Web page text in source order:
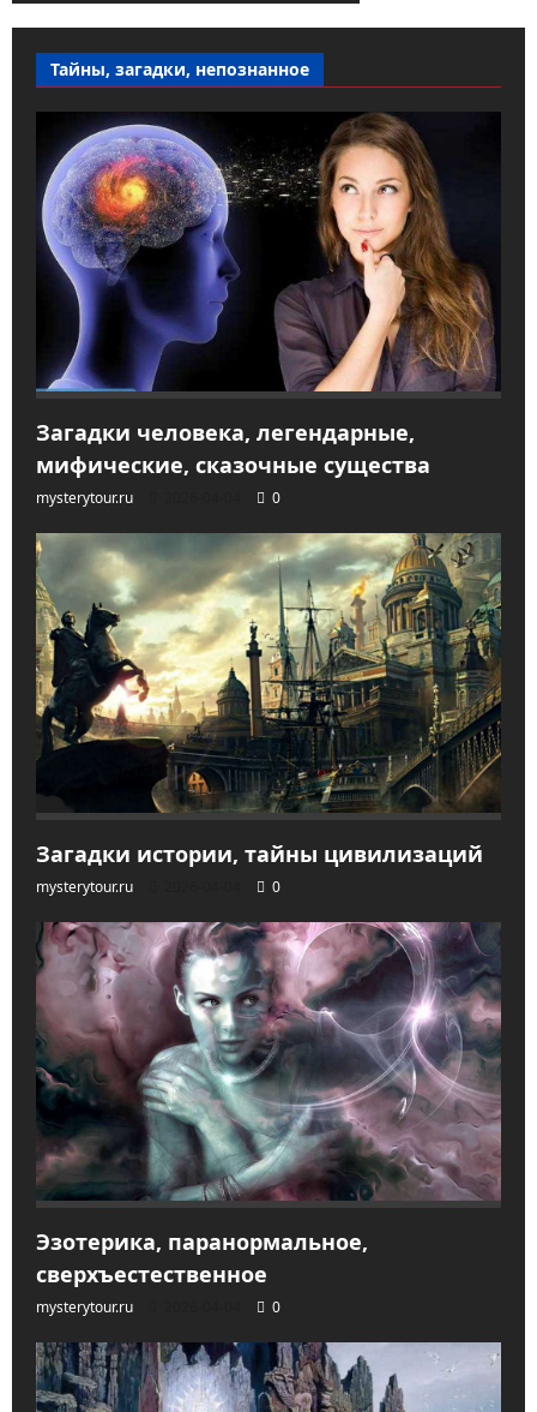
Тайны, загадки, непознанное
Загадки человека, легендарные,
мифические, сказочные существа
mysterytour.ru 0
Загадки истории, тайны цивилизаций
mysterytour.ru 0
Эзотерика, паранормальное,
сверхъестественное
mysterytour.ru 0